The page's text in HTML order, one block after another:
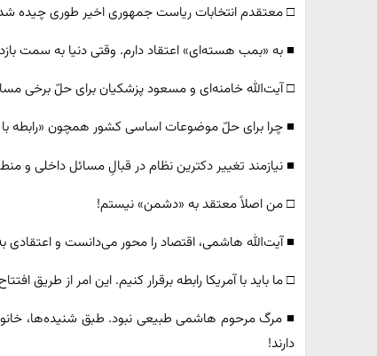
□ معتقدم انتخابات ریاست جمهوری اخیر طوری چیده
■ به «بمب هسته‌ای» اعتقاد دارم. وقتی دنیا به سمت
□ آیت‌الله خامنه‌ای و مسعود پزشکیان برای حلّ برخی
■ چرا برای حلّ موضوعات اساسی کشور همچون «رابطه با
■ نیازمند تغییر دکترین نظام در قبالِ مسائل داخلی و
□ من اصلاً معتقد به «دشمن» نیستم!
■ آیت‌الله هاشمی، اقتصاد را محور می‌دانست و اعتقادی
□ ما باید با آمریکا رابطه برقرار کنیم. این امر از طریق
■ مرگ مرحوم هاشمی طبیعی نبود. طبق شنیده‌ها،
دارند!